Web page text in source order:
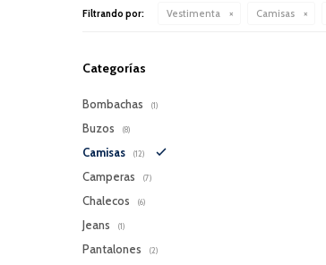
Filtrando por: Vestimenta Camisas
Categorías
Bombachas (1)
Buzos (8)
Camisas (12)
Camperas (7)
Chalecos (6)
Jeans (1)
Pantalones (2)